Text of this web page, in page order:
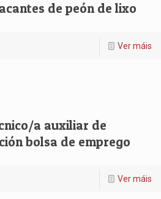
de peón de lixo
Ver máis
a auxiliar de
bolsa de emprego
Ver máis